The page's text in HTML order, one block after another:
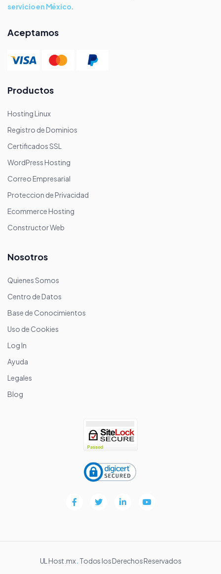
servicio en México.
Aceptamos
Productos
Hosting Linux
Registro de Dominios
Certificados SSL
WordPress Hosting
Correo Empresarial
Proteccion de Privacidad
Ecommerce Hosting
Constructor Web
Nosotros
Quienes Somos
Centro de Datos
Base de Conocimientos
Uso de Cookies
Log In
Ayuda
Legales
Blog
UL Host.mx. Todos los Derechos Reservados